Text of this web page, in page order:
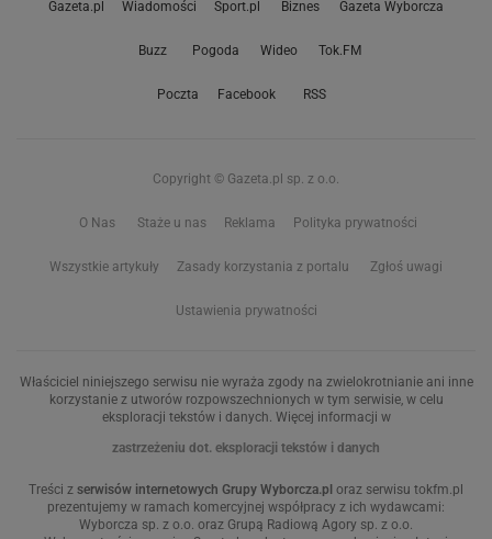
Gazeta.pl Wiadomości Sport.pl Biznes Gazeta Wyborcza
Buzz Pogoda Wideo Tok.FM
Poczta Facebook RSS
Copyright © Gazeta.pl sp. z o.o.
O Nas Staże u nas Reklama Polityka prywatności
Wszystkie artykuły Zasady korzystania z portalu Zgłoś uwagi
Ustawienia prywatności
Właściciel niniejszego serwisu nie wyraża zgody na zwielokrotnianie ani inne
korzystanie z utworów rozpowszechnionych w tym serwisie, w celu
eksploracji tekstów i danych. Więcej informacji w
zastrzeżeniu dot. eksploracji tekstów i danych
Treści z serwisów internetowych Grupy Wyborcza.pl oraz serwisu tokfm.pl
prezentujemy w ramach komercyjnej współpracy z ich wydawcami:
Wyborcza sp. z o.o. oraz Grupą Radiową Agory sp. z o.o.